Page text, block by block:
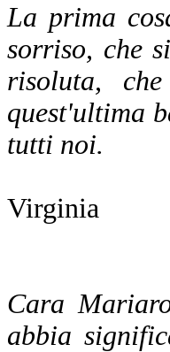
La prima
sorriso, che
risoluta,
quest'ultima
tutti noi.
Virginia
Cara
abbia